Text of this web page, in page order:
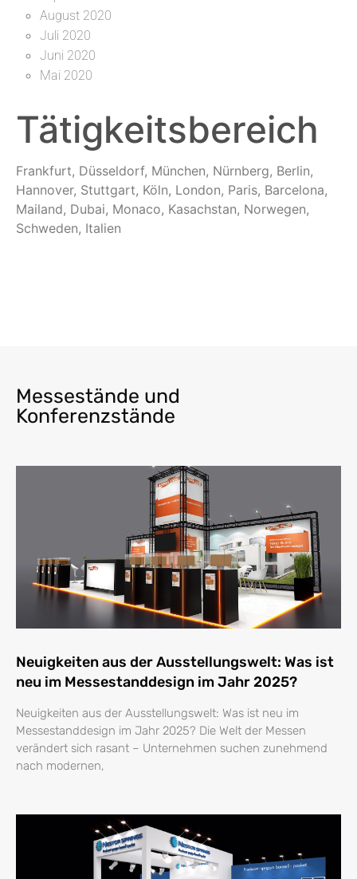
August 2020
Juli 2020
Juni 2020
Mai 2020
Tätigkeitsbereich
Frankfurt, Düsseldorf, München, Nürnberg, Berlin,
Hannover, Stuttgart, Köln, London, Paris, Barcelona,
Mailand, Dubai, Monaco, Kasachstan, Norwegen,
Schweden, Italien
Messestände und
Konferenzstände
Neuigkeiten aus der Ausstellungswelt: Was ist
neu im Messestanddesign im Jahr 2025?
Neuigkeiten aus der Ausstellungswelt: Was ist neu im
Messestanddesign im Jahr 2025? Die Welt der Messen
verändert sich rasant – Unternehmen suchen zunehmend
nach modernen,